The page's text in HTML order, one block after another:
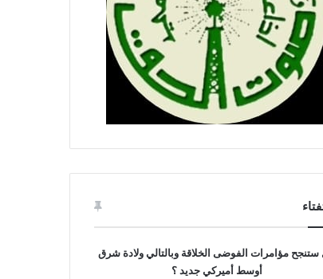
مؤامرات الفوضى الخلاقة وبالتالي ولادة شرق
أوسط أميركي جديد ؟